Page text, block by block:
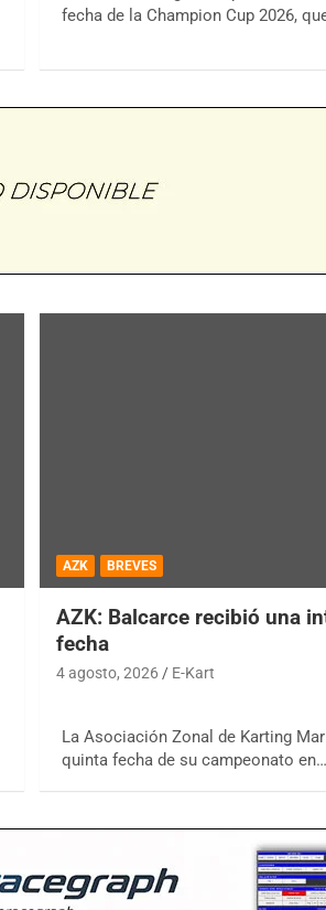
fecha de la Champion Cup 2026,
AZK BREVES
AZK: Balcarce recibió una
fecha
4 agosto, 2026 E-Kart
La Asociación Zonal de Karting
quinta fecha de su campeonato en…